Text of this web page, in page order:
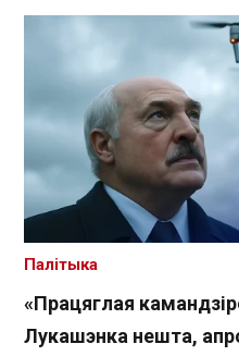
«Працяглая
Лукашэнка нешта,
Палітыка